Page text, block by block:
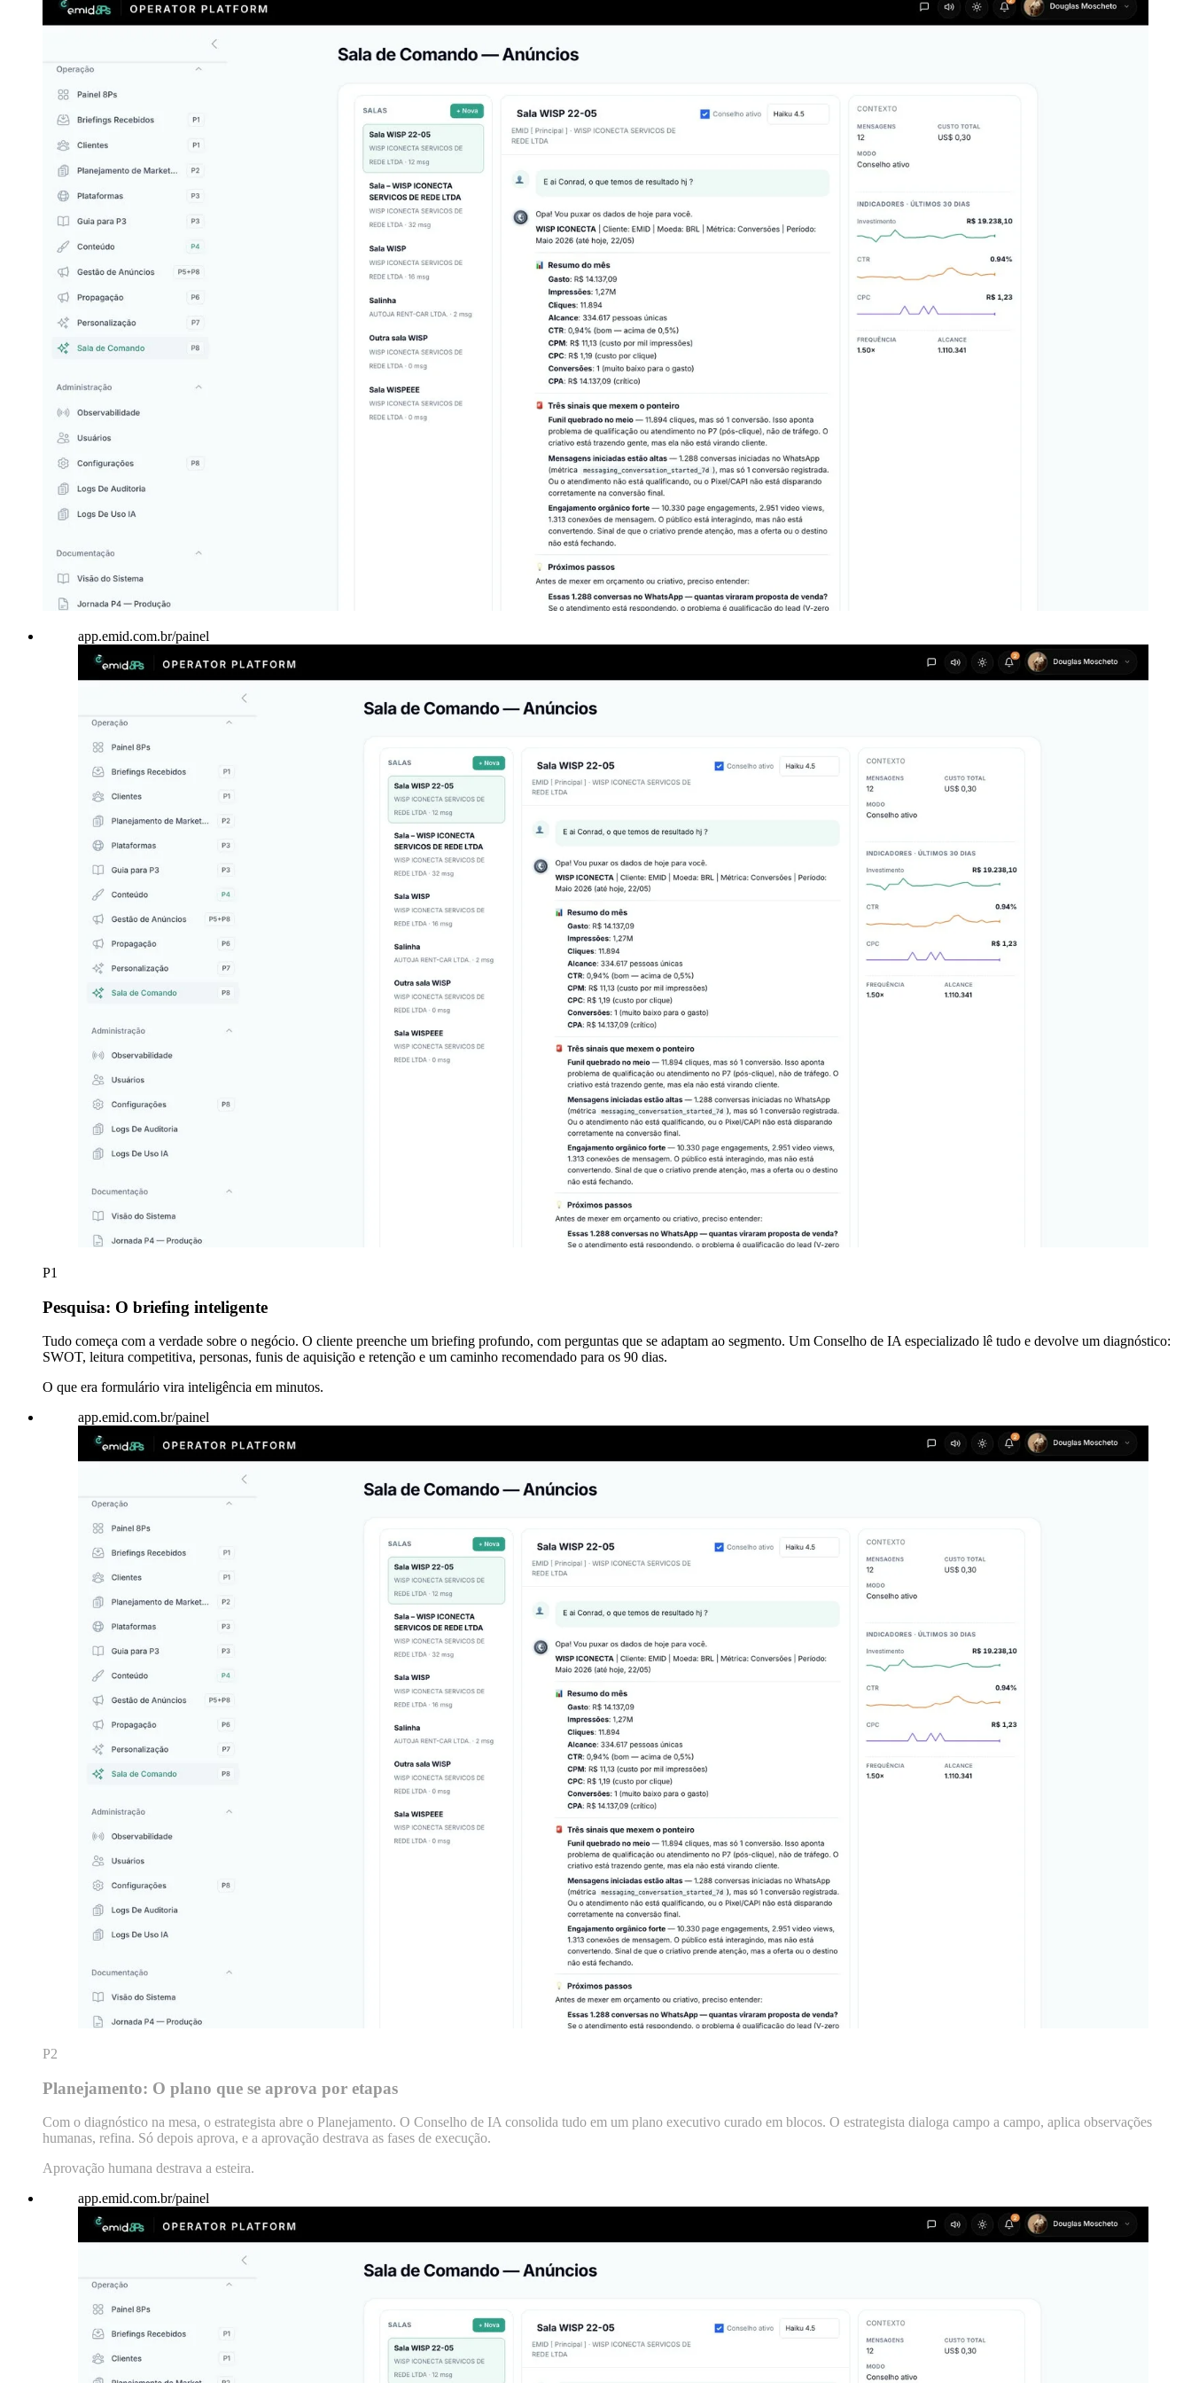
app.emid.com.br/painel
P1
Pesquisa: O briefing inteligente
Tudo começa com a verdade sobre o negócio. O cliente preenche um briefing profundo, com perguntas que se adaptam ao segmento. Um Conselho de IA especializado lê tudo e devolve um diagnóstico:
SWOT, leitura competitiva, personas, funis de aquisição e retenção e um caminho recomendado para os 90 dias.
O que era formulário vira inteligência em minutos.
app.emid.com.br/painel
P2
Planejamento: O plano que se aprova por etapas
Com o diagnóstico na mesa, o estrategista abre o Planejamento. O Conselho de IA consolida tudo em um plano executivo curado em blocos. O estrategista dialoga campo a campo, aplica observações
humanas, refina. Só depois aprova, e a aprovação destrava as fases de execução.
Aprovação humana destrava a esteira.
app.emid.com.br/painel